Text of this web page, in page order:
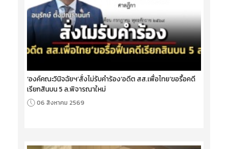
‘องค์คณะวินิจฉัยฯ’สั่งไม่รับคำร้อง‘อดีต สส.เพื่อไทย’ขอรื้อคดี
เรียกสินบน 5 ล.พิจารณาใหม่
06 สิงหาคม 2569